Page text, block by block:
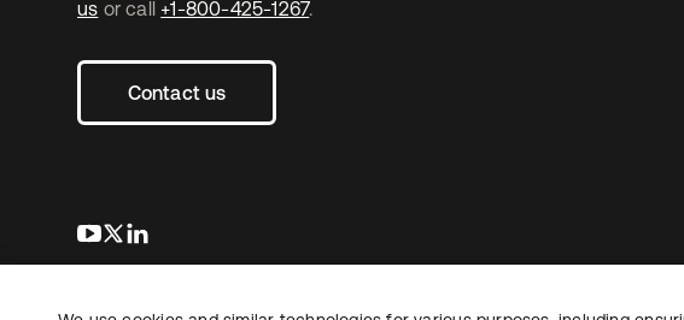
us or call +1-800-425-1267.
Contact us
s’ouvre dans un nouvel onglet
s’ouvre dans un nouvel onglet